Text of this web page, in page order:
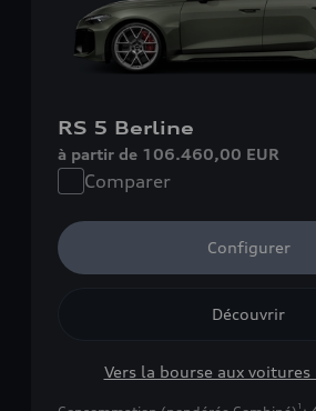
RS 5 Berline
à partir de 106.460,00 EUR
Comparer
Configurer
Découvrir
Vers la bourse aux voitures
1